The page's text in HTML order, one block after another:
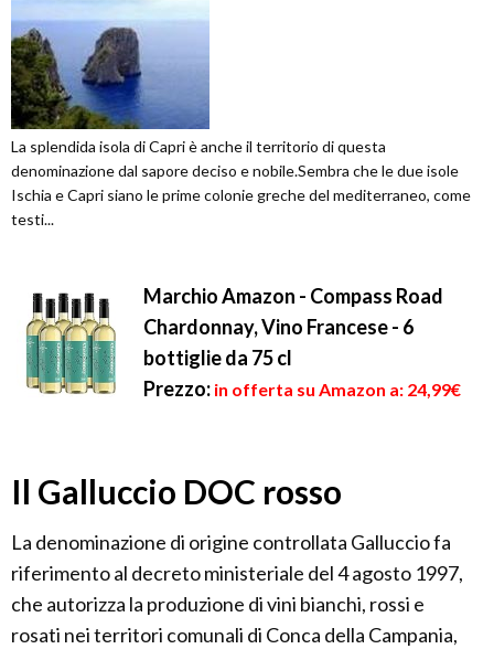
La splendida isola di Capri è anche il territorio di questa
denominazione dal sapore deciso e nobile.Sembra che le due isole
Ischia e Capri siano le prime colonie greche del mediterraneo, come
testi...
Marchio Amazon - Compass Road
Chardonnay, Vino Francese - 6
bottiglie da 75 cl
Prezzo: in offerta su Amazon a: 24,99€
Il Galluccio DOC rosso
La denominazione di origine controllata Galluccio fa
riferimento al decreto ministeriale del 4 agosto 1997,
che autorizza la produzione di vini bianchi, rossi e
rosati nei territori comunali di Conca della Campania,